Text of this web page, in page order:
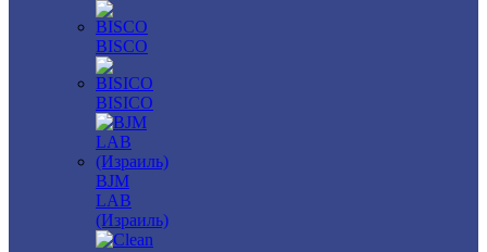
BISCO
BISICO
BJM
LAB
(Израиль)